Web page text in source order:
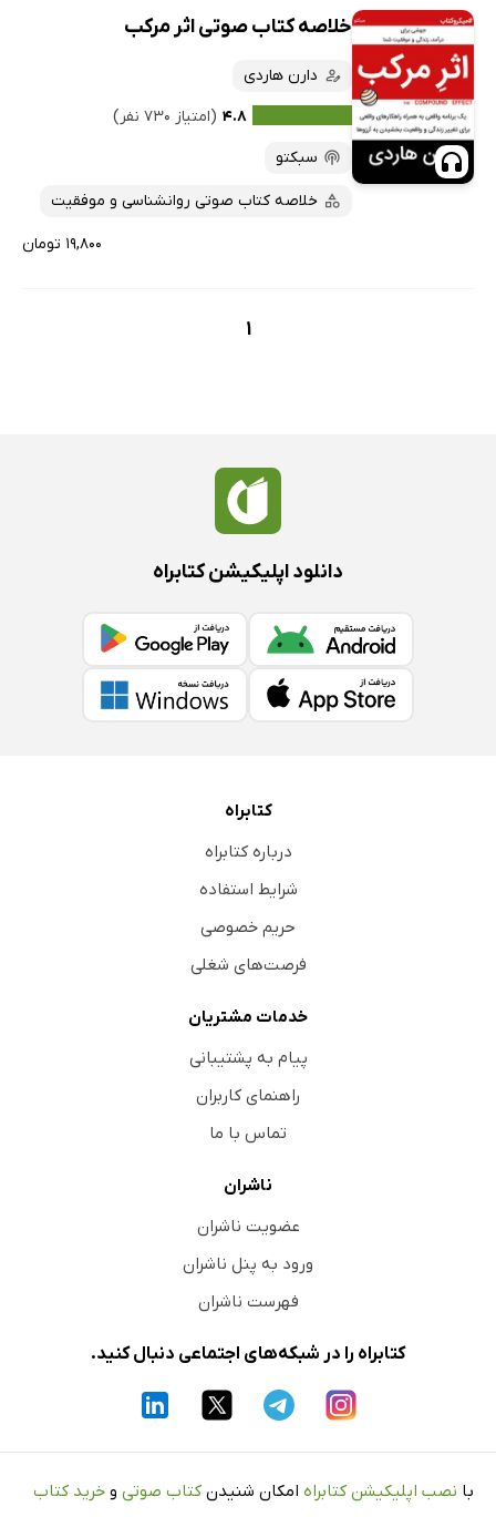
خلاصه کتاب صوتی اثر مرکب
دارن هاردی
۴.۸ (امتیاز ۷۳۰ نفر)
سبکتو
خلاصه کتاب صوتی روانشناسی و موفقیت
۱۹,۸۰۰ تومان
1
دانلود اپلیکیشن کتابراه
کتابراه
درباره کتابراه
شرایط استفاده
حریم خصوصی
فرصت‌های شغلی
خدمات مشتریان
پیام به پشتیبانی
راهنمای کاربران
تماس با ما
ناشران
عضویت ناشران
ورود به پنل ناشران
فهرست ناشران
کتابراه را در شبکه‌های اجتماعی دنبال کنید.
با نصب اپلیکیشن کتابراه امکان شنیدن کتاب صوتی و خرید کتاب